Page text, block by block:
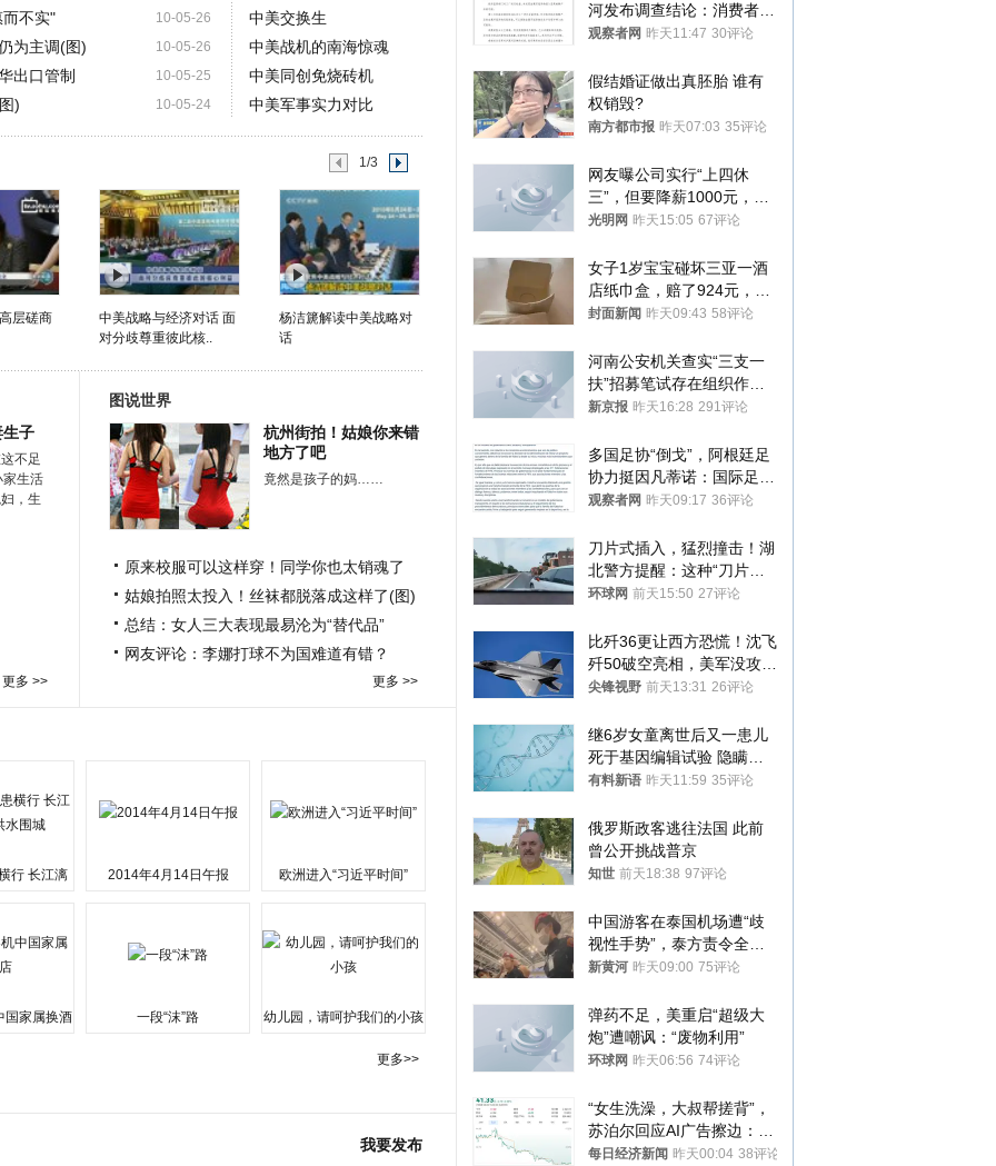
10-05-26
不实"
10-05-26
为主调(图)
10-05-25
出口管制
10-05-24
)
中美交换生
中美战机的南海惊魂
中美同创免烧砖机
中美军事实力对比
1/3
层磋商
中美战略与经济对话 面
对分歧尊重彼此核..
杨洁篪解读中美战略对
话
生子
不足
家生活
，生
更多 >>
图说世界
杭州街拍！姑娘你来错
地方了吧
竟然是孩子的妈……
原来校服可以这样穿！同学你也太销魂了
姑娘拍照太投入！丝袜都脱落成这样了(图)
总结：女人三大表现最易沦为“替代品”
网友评论：李娜打球不为国难道有错？
更多 >>
行 长江漓
2014年4月14日午报 欧洲进入“习近平时间”
国家属换酒 一段“沫”路 幼儿园，请呵护我们的小孩
更多>>
我要发布
河发布调查结论：消费者已
澄清，所发视频情况不属实
观察者网 昨天11:47 30评论
假结婚证做出真胚胎 谁有
权销毁?
南方都市报 昨天07:03 35评论
网友曝公司实行“上四休
三”，但要降薪1000元，不
接受只能辞职
光明网 昨天15:05 67评论
女子1岁宝宝碰坏三亚一酒
店纸巾盒，赔了924元，发
帖吐槽后酒店退还一半的
封面新闻 昨天09:43 58评论
河南公安机关查实“三支一
扶”招募笔试存在组织作弊
犯罪行为
新京报 昨天16:28 291评论
多国足协“倒戈”，阿根廷足
协力挺因凡蒂诺：国际足联
今后应继续在其领导下前行
观察者网 昨天09:17 36评论
刀片式插入，猛烈撞击！湖
北警方提醒：这种“刀片超
车”，太危险了
环球网 前天15:50 27评论
比歼36更让西方恐慌！沈飞
歼50破空亮相，美军没攻克
的技术被拿下
尖锋视野 前天13:31 26评论
继6岁女童离世后又一患儿
死于基因编辑试验 隐瞒一
年才对外披露
有料新语 昨天11:59 35评论
俄罗斯政客逃往法国 此前
曾公开挑战普京
知世 前天18:38 97评论
中国游客在泰国机场遭“歧
视性手势”，泰方责令全面
调查，对责任人采取最严厉
新黄河 昨天09:00 75评论
弹药不足，美重启“超级大
炮”遭嘲讽：“废物利用”
环球网 昨天06:56 74评论
“女生洗澡，大叔帮搓背”，
苏泊尔回应AI广告擦边：视
频全下架，已强化内容管理
每日经济新闻 昨天00:04 38评论